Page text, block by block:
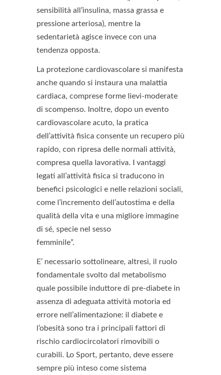
sensibilità all’insulina, massa grassa e
pressione arteriosa), mentre la
sedentarietà agisce invece con una
tendenza opposta.
La protezione cardiovascolare si manifesta
anche quando si instaura una malattia
cardiaca, comprese forme lievi-moderate
di scompenso. Inoltre, dopo un evento
cardiovascolare acuto, la pratica
dell’attività fisica consente un recupero più
rapido, con ripresa delle normali attività,
compresa quella lavorativa. I vantaggi
legati all’attività fisica si traducono in
benefici psicologici e nelle relazioni sociali,
come l’incremento dell’autostima e della
qualità della vita e una migliore immagine
di sé, specie nel sesso
femminile”.
E’ necessario sottolineare, altresì, il ruolo
fondamentale svolto dal metabolismo
quale possibile induttore di pre-diabete in
assenza di adeguata attività motoria ed
errore nell’alimentazione: il diabete e
l’obesità sono tra i principali fattori di
rischio cardiocircolatori rimovibili o
curabili. Lo Sport, pertanto, deve essere
sempre più inteso come sistema